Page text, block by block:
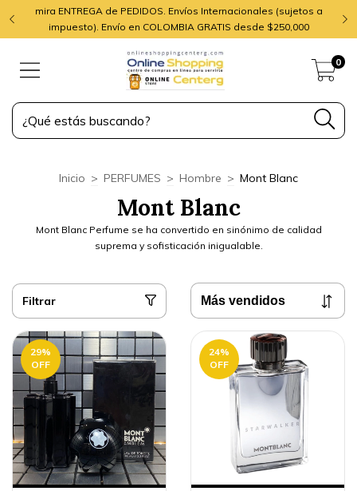
mira ENTREGA de PEDIDOS. Envíos Internacionales (sujetos a
impuesto). Envío en COLOMBIA GRATIS desde $250,000
0
Inicio > PERFUMES > Hombre > Mont Blanc
Mont Blanc
Mont Blanc Perfume se ha convertido en sinónimo de calidad
suprema y sofisticación inigualable.
Filtrar
29%
OFF
24%
OFF